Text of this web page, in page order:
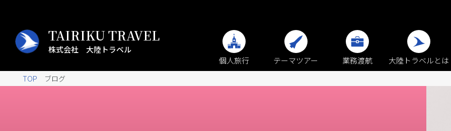
TAIRIKU TRAVEL
株式会社 大陸トラベル
個人旅行
テーマツアー 業務渡航 大陸トラベルとは
TOP ブログ